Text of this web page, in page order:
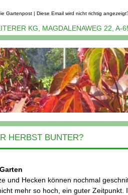
Gartenpost | Diese Email wird nicht richtig
KG, MAGDALENAWEG 22, A-
HERBST BUNTER?
und Hecken können nochmal
mehr so hoch, ein guter Zeitpunkt.